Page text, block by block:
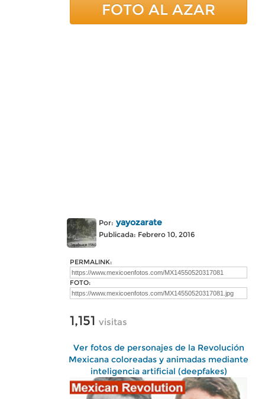
FOTO AL AZAR
Por: yayozarate
Publicada: Febrero 10, 2016
PERMALINK:
FOTO:
1,151 visitas
Ver fotos de personajes de la Revolución
Mexicana coloreadas y animadas mediante
inteligencia artificial (deepfakes)